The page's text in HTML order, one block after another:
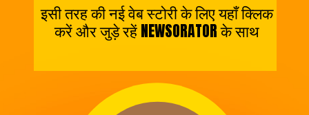
इसी तरह की नई वेब स्टोरी के लिए यहाँ क्लिक
करें और जुड़े रहें NEWSORATOR के साथ